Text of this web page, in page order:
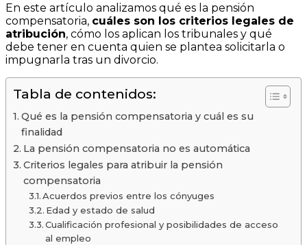
En este artículo analizamos qué es la pensión
compensatoria, cuáles son los criterios legales de
atribución, cómo los aplican los tribunales y qué
debe tener en cuenta quien se plantea solicitarla o
impugnarla tras un divorcio.
Tabla de contenidos:
Qué es la pensión compensatoria y cuál es su
finalidad
La pensión compensatoria no es automática
Criterios legales para atribuir la pensión
compensatoria
Acuerdos previos entre los cónyuges
Edad y estado de salud
Cualificación profesional y posibilidades de acceso
al empleo